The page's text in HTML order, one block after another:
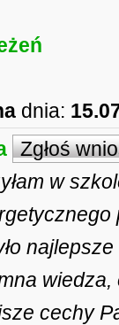
dnia:
Zgłoś
w
cechy